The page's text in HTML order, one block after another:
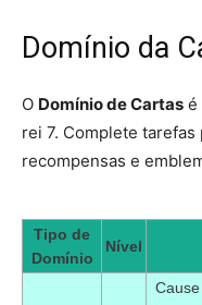
Domínio da
O Domínio de Cartas é
rei 7. Complete
recompensas e
Tipo de
Domínio
Nível